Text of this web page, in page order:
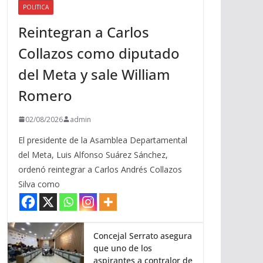
i
b
a
j
o
a
POLITICA
Reintegran a Carlos
Collazos como diputado
del Meta y sale William
Romero
02/08/2026 admin
El presidente de la Asamblea Departamental
del Meta, Luis Alfonso Suárez Sánchez,
ordenó reintegrar a Carlos Andrés Collazos
Silva como
Concejal Serrato asegura
que uno de los
aspirantes a contralor de